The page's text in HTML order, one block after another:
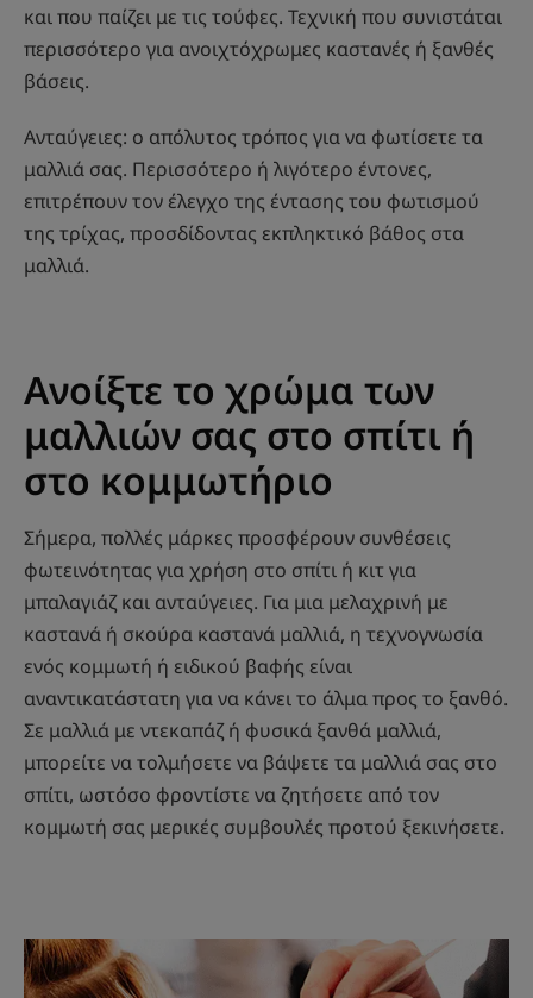
και που παίζει με τις τούφες. Τεχνική που συνιστάται
περισσότερο για ανοιχτόχρωμες καστανές ή ξανθές
βάσεις.
Ανταύγειες: ο απόλυτος τρόπος για να φωτίσετε τα
μαλλιά σας. Περισσότερο ή λιγότερο έντονες,
επιτρέπουν τον έλεγχο της έντασης του φωτισμού
της τρίχας, προσδίδοντας εκπληκτικό βάθος στα
μαλλιά.
Ανοίξτε το χρώμα των
μαλλιών σας στο σπίτι ή
στο κομμωτήριο
Σήμερα, πολλές μάρκες προσφέρουν συνθέσεις
φωτεινότητας για χρήση στο σπίτι ή κιτ για
μπαλαγιάζ και ανταύγειες. Για μια μελαχρινή με
καστανά ή σκούρα καστανά μαλλιά, η τεχνογνωσία
ενός κομμωτή ή ειδικού βαφής είναι
αναντικατάστατη για να κάνει το άλμα προς το ξανθό.
Σε μαλλιά με ντεκαπάζ ή φυσικά ξανθά μαλλιά,
μπορείτε να τολμήσετε να βάψετε τα μαλλιά σας στο
σπίτι, ωστόσο φροντίστε να ζητήσετε από τον
κομμωτή σας μερικές συμβουλές προτού ξεκινήσετε.